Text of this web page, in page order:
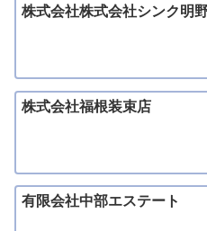
株式会社株式会社シンク明
株式会社福根装束店
有限会社中部エステート